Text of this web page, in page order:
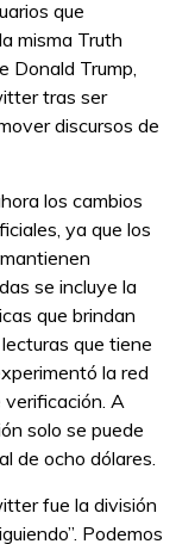
que
misma Truth
Donald Trump,
tras ser
discursos de
los cambios
ya que los
se incluye la
que brindan
que tiene
la red
A
solo se puede
de ocho dólares.
fue la división
Podemos